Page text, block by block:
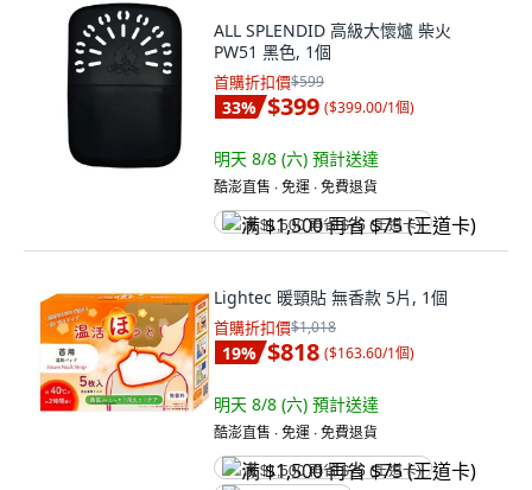
ALL SPLENDID 高級大懷爐 柴火
PW51 黑色, 1個
首購折扣價$599
33% $399 ($399.00/1個)
明天 8/8 (六) 預計送達
酷澎直售 ∙ 免運 ∙ 免費退貨
满 $1,500 再省 $75 (王道卡)
Lightec 暖頸貼 無香款 5片, 1個
首購折扣價$1,018
19% $818 ($163.60/1個)
明天 8/8 (六) 預計送達
酷澎直售 ∙ 免運 ∙ 免費退貨
满 $1,500 再省 $75 (王道卡)